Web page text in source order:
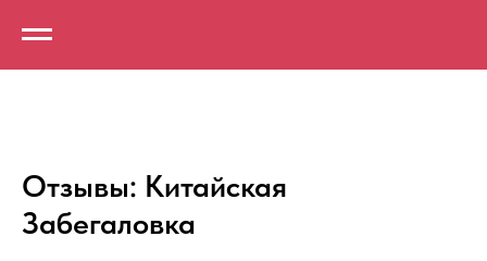
Отзывы: Китайская
Забегаловка